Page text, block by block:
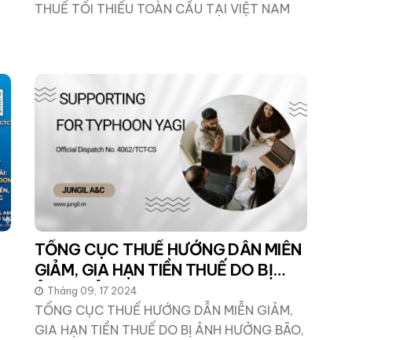
THUẾ TỐI THIỂU TOÀN CẦU TẠI VIỆT NAM
TỔNG CỤC THUẾ HƯỚNG DẪN MIỄN
GIẢM, GIA HẠN TIỀN THUẾ DO BỊ
ẢNH HƯỞNG B
Tháng 09, 17 2024
TỔNG CỤC THUẾ HƯỚNG DẪN MIỄN GIẢM,
GIA HẠN TIỀN THUẾ DO BỊ ẢNH HƯỞNG BÃO,